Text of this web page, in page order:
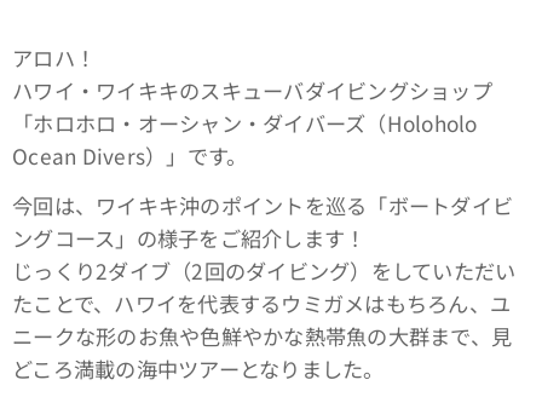
アロハ！
ハワイ・ワイキキのスキューバダイビングショップ
「ホロホロ・オーシャン・ダイバーズ（Holoholo
Ocean Divers）」です。
今回は、ワイキキ沖のポイントを巡る「ボートダイビ
ングコース」の様子をご紹介します！
じっくり2ダイブ（2回のダイビング）をしていただい
たことで、ハワイを代表するウミガメはもちろん、ユ
ニークな形のお魚や色鮮やかな熱帯魚の大群まで、見
どころ満載の海中ツアーとなりました。